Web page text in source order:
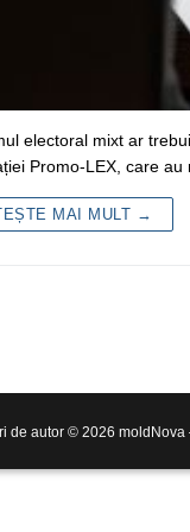
electoral mixt ar
Promo-LEX, care
MAI MULT →
de autor © 2026 moldNova